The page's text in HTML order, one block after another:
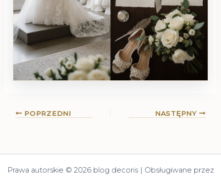
POPRZEDNI NASTĘPNY
Prawa autorskie © 2026 blog decoris | Obsługiwane przez